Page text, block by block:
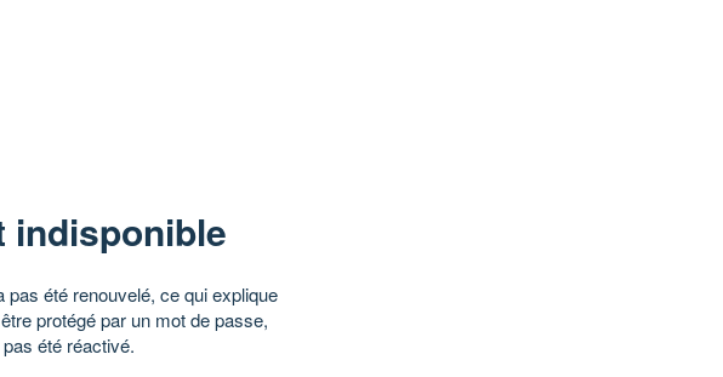
indisponible
pas été renouvelé, ce qui explique
protégé par un mot de passe,
été réactivé.